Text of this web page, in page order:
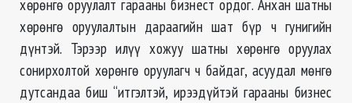
хөрөнгө оруулалт гарааны бизнест ордог. Анхан шатны
хөрөнгө оруулалтын дараагийн шат бүр ч гунигийн
дүнтэй. Тэрээр илүү хожуу шатны хөрөнгө оруулах
сонирхолтой хөрөнгө оруулагч ч байдаг, асуудал мөнгө
дутсандаа биш “итгэлтэй, ирээдүйтэй гарааны бизнес